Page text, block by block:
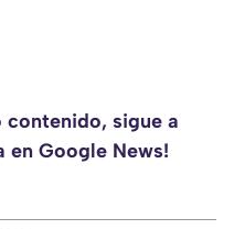
contenido, sigue a
en Google News!